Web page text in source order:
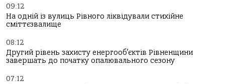
09:12
На одній із вулиць Рівного ліквідували стихійне
сміттєзвалище
08:12
Другий рівень захисту енергооб’єктів Рівненщини
завершать до початку опалювального сезону
07:12